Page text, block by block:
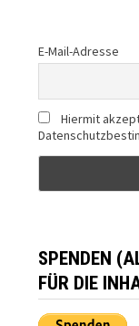
E-Mail-Adresse
Hiermit
SPENDEN
FÜR DIE